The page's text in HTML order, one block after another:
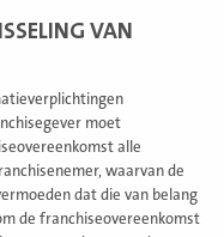
VAN
moet
alle
waarvan de
dat die van belang
de franchiseovereenkomst